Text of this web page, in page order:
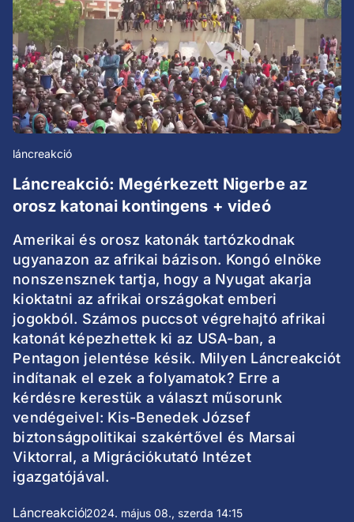
láncreakció
Láncreakció: Megérkezett Nigerbe az
orosz katonai kontingens + videó
Amerikai és orosz katonák tartózkodnak
ugyanazon az afrikai bázison. Kongó elnöke
nonszensznek tartja, hogy a Nyugat akarja
kioktatni az afrikai országokat emberi
jogokból. Számos puccsot végrehajtó afrikai
katonát képezhettek ki az USA-ban, a
Pentagon jelentése késik. Milyen Láncreakciót
indítanak el ezek a folyamatok? Erre a
kérdésre kerestük a választ műsorunk
vendégeivel: Kis-Benedek József
biztonságpolitikai szakértővel és Marsai
Viktorral, a Migrációkutató Intézet
igazgatójával.
Láncreakció2024. május 08., szerda 14:15